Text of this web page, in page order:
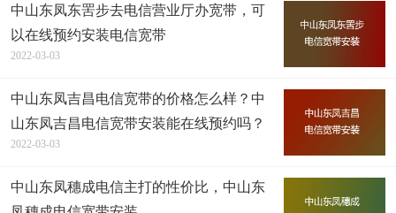
中山东凤东罟步去电信营业厅办宽带，可
以在线预约安装电信宽带
2022-03-03
中山东凤吉昌电信宽带的价格怎么样？中
山东凤吉昌电信宽带安装能在线预约吗？
2022-03-03
中山东凤穗成电信主打的性价比，中山东
凤穗成电信宽带安装